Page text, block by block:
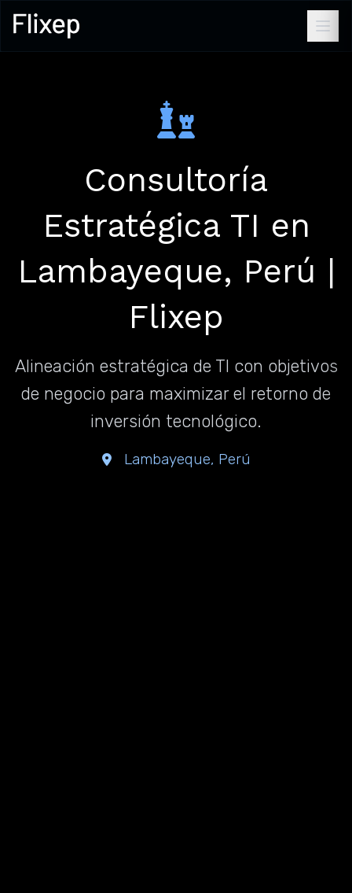
Consultoría
Estratégica TI en
Lambayeque, Perú |
Flixep
Alineación estratégica de TI con objetivos
de negocio para maximizar el retorno de
inversión tecnológico.
Lambayeque, Perú